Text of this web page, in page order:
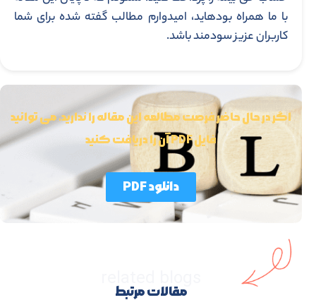
با ما همراه بوده­اید، امیدوارم مطالب گفته شده برای شما
کاربران عزیز سودمند باشد.
اگر در حال حاضر فرصت مطالعه این مقاله را ندارید، می توانید
فایل PDF آن را دریافت کنید
دانلود PDF
مقالات مرتبط